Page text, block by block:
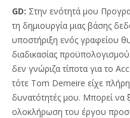
GD: Στην ενότητά μου
τη δημιουργία μιας βάσης
υποστήριξη ενός γραφείου
διαδικασίας
δεν γνώριζα τίποτα για το
τότε Tom Demeire είχε
δυνατότητές μου. Μπορεί να
ολοκλήρωση του έργου